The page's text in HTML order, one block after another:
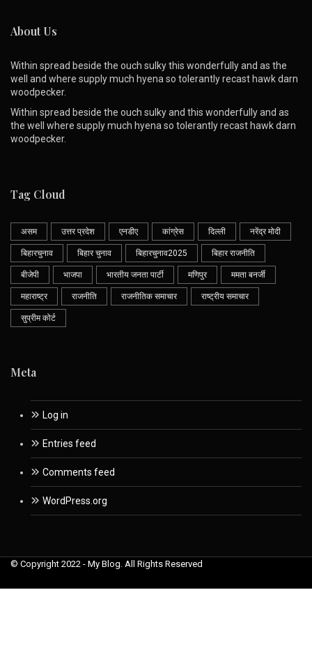
About Us
Within spread beside the ouch sulky this wonderfully and as the
well and where supply much hyena so tolerantly recast hawk darn
woodpecker.
Within spread beside the ouch sulky and this wonderfully and as
the well where supply much hyena so tolerantly recast hawk darn
woodpecker.
Tag Cloud
असम उत्तर प्रदेश एनडीए कांग्रेस दिल्ली नरेंद्र मोदी
बिहारचुनाव बिहार चुनाव बिहारचुनाव2025 बिहार राजनीति
बीजेपी भाजपा भारतीय जनता पार्टी मणिपुर ममता बनर्जी
महाराष्ट्र राजनीति राजनीतिक समाचार राष्ट्रीय समाचार
सुप्रीम कोर्ट
Meta
Log in
Entries feed
Comments feed
WordPress.org
© Copyright 2022 - My Blog. All Rights Reserved